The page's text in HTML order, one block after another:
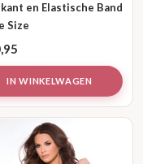
en Elastische Band
Size
IN WINKELWAGEN